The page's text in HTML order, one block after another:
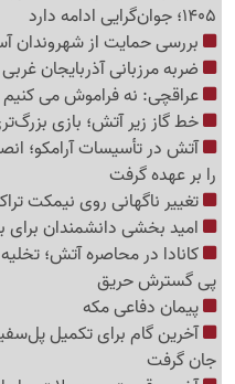
1405؛ جوان‌گرایی ادامه دارد
بررسی حمایت از شهروندان
ضربه مرزبانی آذربایجان
عراقچی: نه فراموش می
خط گاز زیر آتش؛ بازی
آتش در تأسیسات آرامکو؛
را بر عهده گرفت
تغییر ناگهانی روی نیمکت
امید بخشی دانشمندان برای
کانادا در محاصره آتش؛
پی گسترش حریق
پیمان دفاعی مکه
جان گرفت